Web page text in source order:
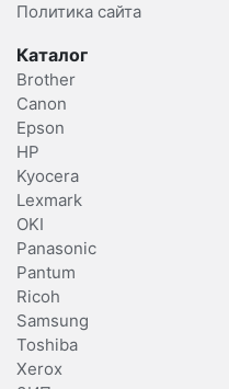
Политика сайта
Каталог
Brother
Canon
Epson
HP
Kyocera
Lexmark
OKI
Panasonic
Pantum
Ricoh
Samsung
Toshiba
Xerox